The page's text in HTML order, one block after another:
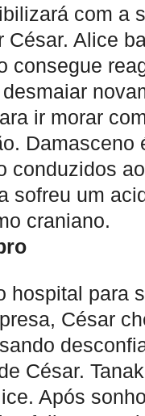
com a
César. Alice
consegue
ir morar
Damasceno
conduzidos
sofreu um
craniano.
hospital para
César
César.
Após